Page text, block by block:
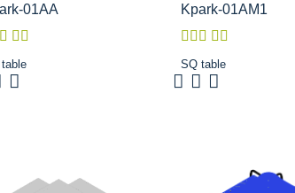
01AA Kpark-01AM1
SQ table